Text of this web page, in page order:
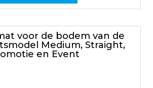
voor de bodem van de
Medium, Straight,
en Event